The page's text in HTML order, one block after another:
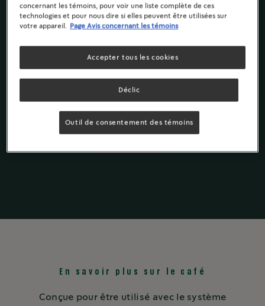
le moka s’associent pour créer un café au goût festif.
Notes de cacao sucré et de moka à la menthe
favoris des Fêtes
En savoir plus sur le café
Conçue pour être utilisé avec le système
concernant les témoins, pour voir une liste complète de ces
technologies et pour nous dire si elles peuvent être utilisées sur
votre appareil.
Page Avis concernant les témoins
Déclic
Accepter tous les cookies
Outil de consentement des témoins